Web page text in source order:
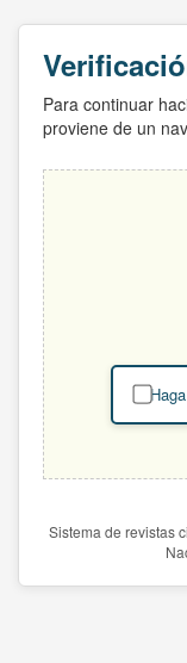
Para continuar
proviene de un
Sistema de revistas